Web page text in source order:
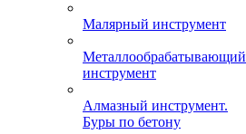
Малярный инструмент
Металлообрабатывающий
инструмент
Алмазный инструмент.
Буры по бетону